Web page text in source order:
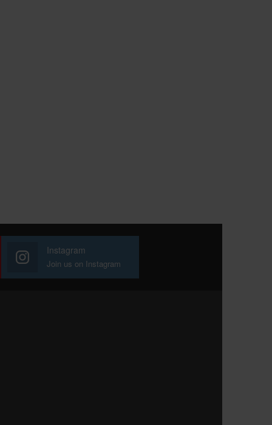
Instagram
Join us on Instagram